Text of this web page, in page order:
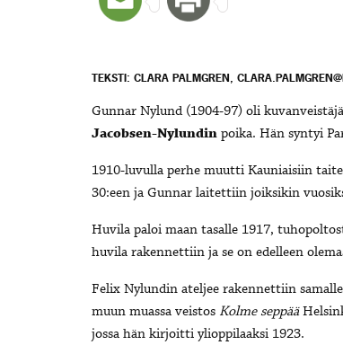
TEKSTI: CLARA PALMGREN,
Gunnar Nylund (1904-97) oli kuvanveistäjä
Jacobsen-Nylundin poika. Hän syntyi
1910-luvulla perhe muutti Kauniaisiin
30:een ja Gunnar laitettiin joiksikin
Huvila paloi maan tasalle 1917,
huvila rakennettiin ja se on edelleen
Felix Nylundin ateljee rakennettiin
muun muassa veistos Kolme seppää
jossa hän kirjoitti ylioppilaaksi 1923.